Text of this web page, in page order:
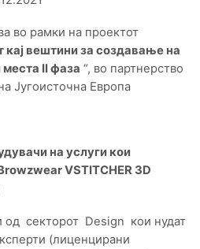
во рамки на проектот
кај вештини за создавање на
места II фаза “, во партнерство
Југоисточна Европа
на услуги кои
VSTITCHER 3D
од секторот Design кои нудат
(лиценцирани